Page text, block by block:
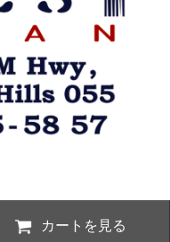
カートを見る